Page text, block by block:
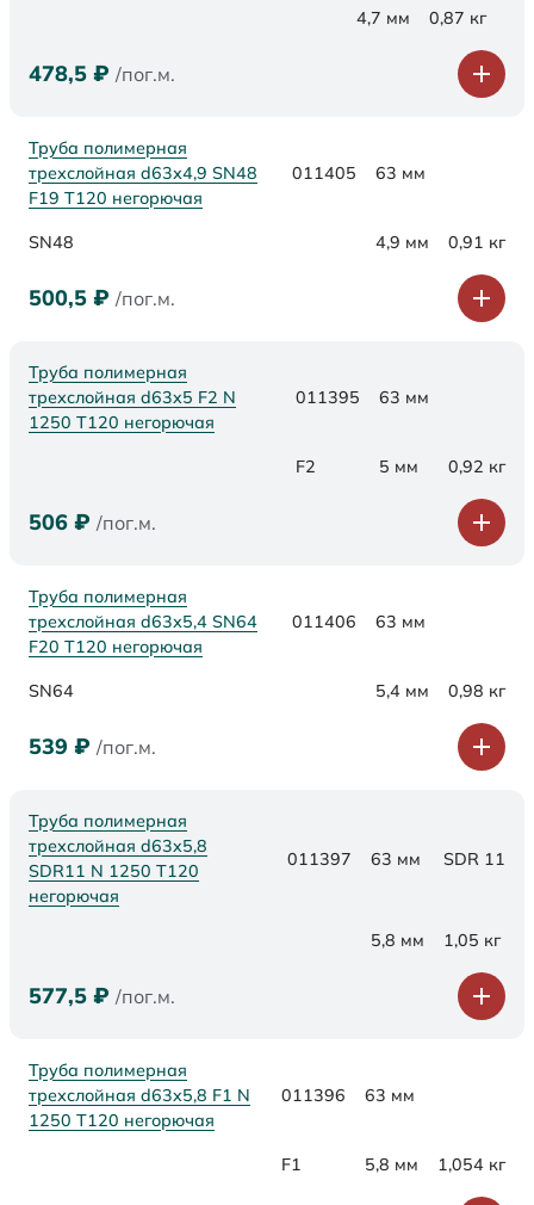
4,7 мм 0,87 кг
478,5 ₽ /пог.м.
Труба полимерная
трехслойная d63х4,9 SN48
F19 Т120 негорючая
011405 63 мм
SN48 4,9 мм 0,91 кг
500,5 ₽ /пог.м.
Труба полимерная
трехслойная d63x5 F2 N
1250 Т120 негорючая
011395 63 мм
F2 5 мм 0,92 кг
506 ₽ /пог.м.
Труба полимерная
трехслойная d63х5,4 SN64
F20 Т120 негорючая
011406 63 мм
SN64 5,4 мм 0,98 кг
539 ₽ /пог.м.
Труба полимерная
трехслойная d63x5,8
SDR11 N 1250 Т120
негорючая
011397 63 мм SDR 11
5,8 мм 1,05 кг
577,5 ₽ /пог.м.
Труба полимерная
трехслойная d63x5,8 F1 N
1250 Т120 негорючая
011396 63 мм
F1 5,8 мм 1,054 кг